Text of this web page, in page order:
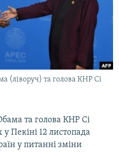
(ліворуч) та голова КНР Сі
та голова КНР Сі
Пекіні 12 листопада
у питанні зміни